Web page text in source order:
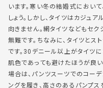
います。寒い冬の結婚式におい
しょう。しかし、タイツはカジュ
向きません。網タイツなどもセ
無難です。ちなみに、タイツとス
です。30デニール以上がタイツ
肌色であっても避けたほうが良
場合は、パンツスーツでのコー
ングを履き、高さのあるパンプ